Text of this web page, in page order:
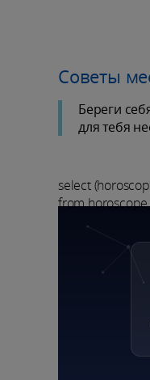
Советы
Береги
для тебя
select
from